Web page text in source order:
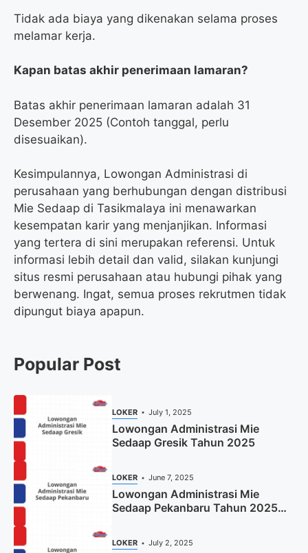
Tidak ada biaya yang dikenakan selama proses
melamar kerja.
Kapan batas akhir penerimaan lamaran?
Batas akhir penerimaan lamaran adalah 31
Desember 2025 (Contoh tanggal, perlu
disesuaikan).
Kesimpulannya, Lowongan Administrasi di
perusahaan yang berhubungan dengan distribusi
Mie Sedaap di Tasikmalaya ini menawarkan
kesempatan karir yang menjanjikan. Informasi
yang tertera di sini merupakan referensi. Untuk
informasi lebih detail dan valid, silakan kunjungi
situs resmi perusahaan atau hubungi pihak yang
berwenang. Ingat, semua proses rekrutmen tidak
dipungut biaya apapun.
Popular Post
LOKER July 1, 2025
Lowongan Administrasi Mie
Sedaap Gresik Tahun 2025
LOKER June 7, 2025
Lowongan Administrasi Mie
Sedaap Pekanbaru Tahun 2025
LOKER July 2, 2025